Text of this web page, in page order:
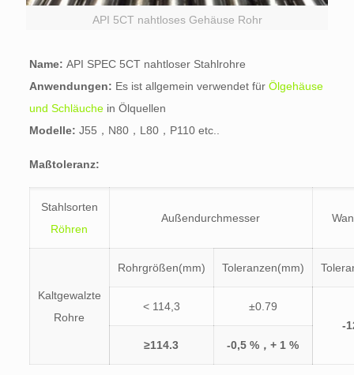
API 5CT nahtloses Gehäuse Rohr
Name: API SPEC 5CT nahtloser Stahlrohre
Anwendungen: Es ist allgemein verwendet für Ölgehäuse
und Schläuchein Ölquellen
Modelle: J55，N80，L80，P110 etc..
Maßtoleranz:
Stahlsorten
Röhren
Außendurchmesser
Kaltgewalzte
Rohre
Rohrgrößen(mm) Toleranzen(mm)
< 114,3
±0.79
-
≥114.3
-0,5 %，+ 1 %